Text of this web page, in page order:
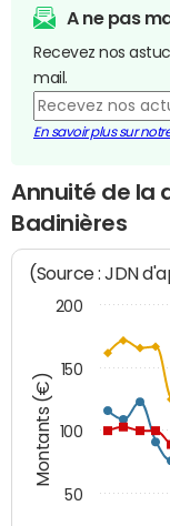
A ne pas
Recevez nos
mail.
En savoir plus sur
Annuité de la
Badinières
Montants (€)
(Source : JDN
50
100
150
200